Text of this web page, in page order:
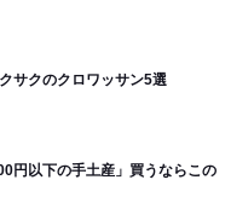
サクのクロワッサン5選
円以下の手土産」買うならこの